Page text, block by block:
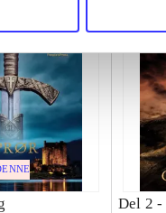
Del 2 -